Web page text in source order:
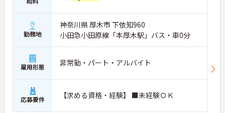
勤務地
神奈川県 厚木市 下依知960
小田急小田原線「本厚木駅」バス・車0分
雇用形態 非常勤・パート・アルバイト
応募要件 【求める資格・経験】 ■未経験ＯＫ